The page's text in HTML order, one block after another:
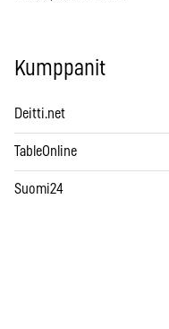
Kumppanit
Deitti.net
TableOnline
Suomi24